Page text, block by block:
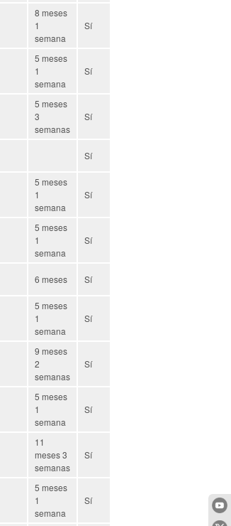
8 meses
1
semana
Sí
5 meses
1
semana
Sí
5 meses
3
semanas
Sí
Sí
5 meses
1
semana
Sí
5 meses
1
semana
Sí
6 meses Sí
5 meses
1
semana
Sí
9 meses
2
semanas
Sí
5 meses
1
semana
Sí
11
meses 3
semanas
Sí
5 meses
1
semana
Sí